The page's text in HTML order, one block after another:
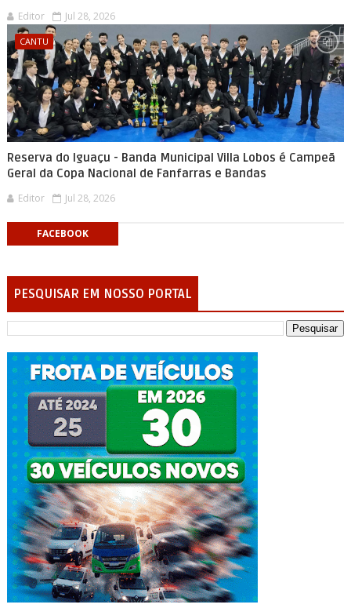
Editor Jul 28, 2026
CANTU
Reserva do Iguaçu - Banda Municipal Villa Lobos é Campeã
Geral da Copa Nacional de Fanfarras e Bandas
Editor Jul 28, 2026
FACEBOOK
PESQUISAR EM NOSSO PORTAL